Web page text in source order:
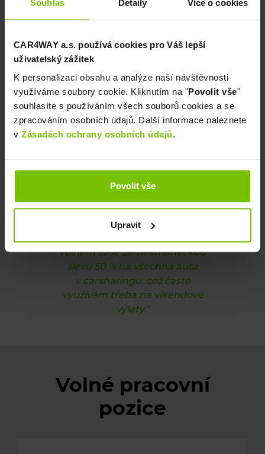
Souhlas Detaily Více o cookies
CAR4WAY a.s. používá cookies pro Váš lepší
uživatelský zážitek
K personalizaci obsahu a analýze naší návštěvnosti
využíváme soubory cookie. Kliknutím na "Povolit vše"
souhlasíte s používáním všech souborů cookies a se
zpracováním osobních údajů. Další informace naleznete
v Zásadách ochrany osobních údajů.
Povolit vše
Upravit
Postarej se o náš vozový park
a užij si jízdu v autech jako
v nejnovějších modelech,
což je sen snad každého
volném čase zaměstnaneckou
slevu 50 % na všechna auta
v carsharingu, což často
využívám třeba na víkendové
výlety."
Volné pracovní
pozice